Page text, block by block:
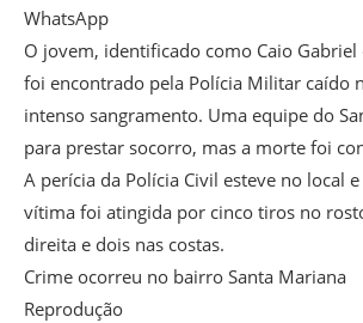
WhatsApp
O jovem, identificado como Caio Gabriel
foi encontrado pela Polícia Militar caído
intenso sangramento. Uma equipe do
para prestar socorro, mas a morte foi
A perícia da Polícia Civil esteve no local
vítima foi atingida por cinco tiros no
direita e dois nas costas.
Crime ocorreu no bairro Santa Mariana
Reprodução